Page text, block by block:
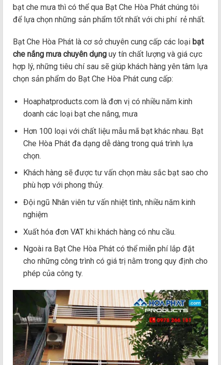
bạt che mưa thì có thể qua Bạt Che Hòa Phát chúng tôi
để lựa chọn những sản phẩm tốt nhất với chi phí rẻ nhất.
Bạt Che Hòa Phát là cơ sở chuyên cung cấp các loại bạt
che nắng mưa chuyên dụng uy tín chất lượng và giá cực
hợp lý, những tiêu chí sau sẽ giúp khách hàng yên tâm lựa
chọn sản phẩm do Bạt Che Hòa Phát cung cấp:
Hoaphatproducts.com là đơn vị có nhiều năm kinh
doanh các loại bạt che nắng, mưa
Hơn 100 loại với chất liệu mẫu mã bạt khác nhau. Bạt
Che Hòa Phát đa dạng dễ dàng trong quá trình lựa
chọn.
Khách hàng sẽ được tư vấn chọn màu sắc bạt sao cho
phù hợp với phong thủy.
Đội ngũ Nhân viên tư vấn nhiệt tình, nhiều năm kinh
nghiệm
Xuất hóa đơn VAT khi khách hàng có nhu cầu.
Ngoài ra Bạt Che Hòa Phát có thể miễn phí lắp đặt
cho những công trình có giá trị nằm trong quy định cho
phép của công ty.